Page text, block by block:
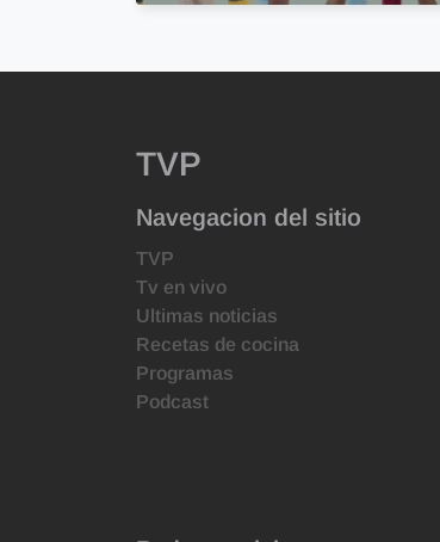
TVP
Navegacion del sitio
TVP
Tv en vivo
Ultimas noticias
Recetas de cocina
Programas
Podcast